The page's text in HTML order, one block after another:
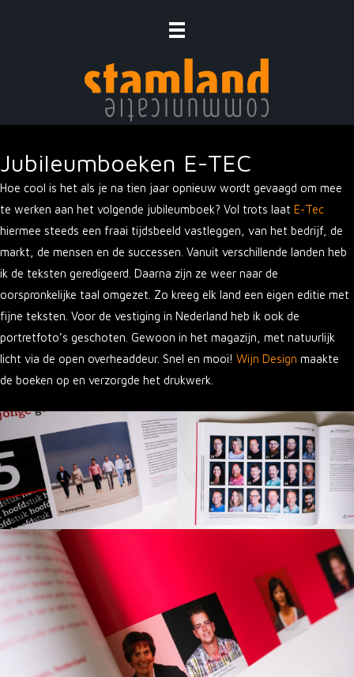
Jubileumboeken E-TEC
Hoe cool is het als je na tien jaar opnieuw wordt gevaagd om mee
te werken aan het volgende jubileumboek? Vol trots laat E-Tec
hiermee steeds een fraai tijdsbeeld vastleggen, van het bedrijf, de
markt, de mensen en de successen. Vanuit verschillende landen heb
ik de teksten geredigeerd. Daarna zijn ze weer naar de
oorspronkelijke taal omgezet. Zo kreeg elk land een eigen editie met
fijne teksten. Voor de vestiging in Nederland heb ik ook de
portretfoto’s geschoten. Gewoon in het magazijn, met natuurlijk
licht via de open overheaddeur. Snel en mooi! Wijn Design maakte
de boeken op en verzorgde het drukwerk.